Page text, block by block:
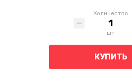
Количество
шт
КУПИТЬ